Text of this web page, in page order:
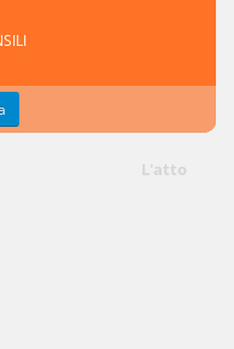
per incorporazione di una
o le quote della prima
civ., numeri 3), 4) e l'art.
L'atto